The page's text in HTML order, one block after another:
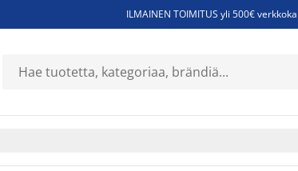
ILMAINEN TOIMITUS yli 500€
Sijauspatjoja -